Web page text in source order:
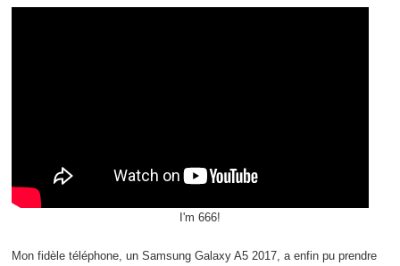
I'm 666!
Mon fidèle téléphone, un Samsung Galaxy A5 2017, a enfin pu prendre